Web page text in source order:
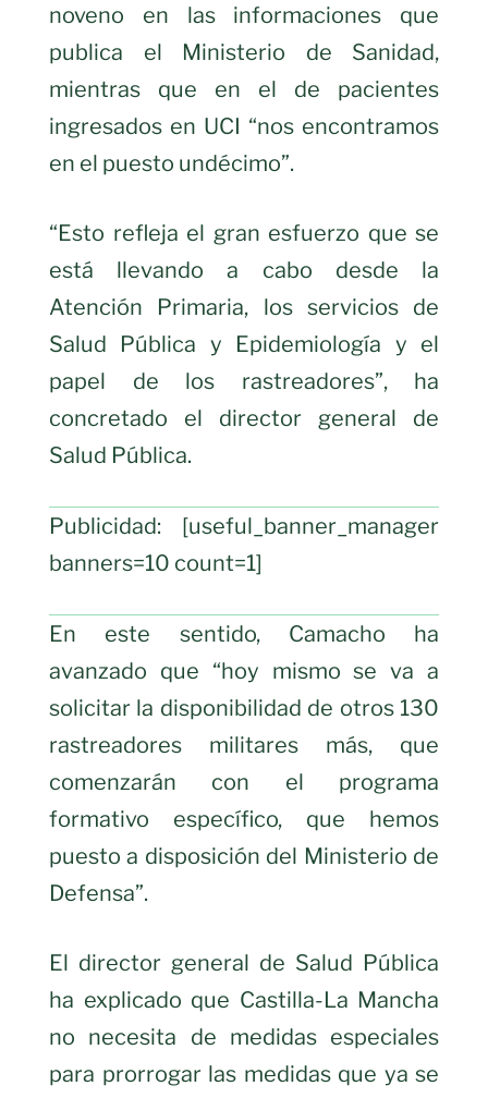
noveno en las informaciones que
publica el Ministerio de Sanidad,
mientras que en el de pacientes
ingresados en UCI “nos encontramos
en el puesto undécimo”.
“Esto refleja el gran esfuerzo que se
está llevando a cabo desde la
Atención Primaria, los servicios de
Salud Pública y Epidemiología y el
papel de los rastreadores”, ha
concretado el director general de
Salud Pública.
Publicidad: [useful_banner_manager
banners=10 count=1]
En este sentido, Camacho ha
avanzado que “hoy mismo se va a
solicitar la disponibilidad de otros 130
rastreadores militares más, que
comenzarán con el programa
formativo específico, que hemos
puesto a disposición del Ministerio de
Defensa”.
El director general de Salud Pública
ha explicado que Castilla-La Mancha
no necesita de medidas especiales
para prorrogar las medidas que ya se